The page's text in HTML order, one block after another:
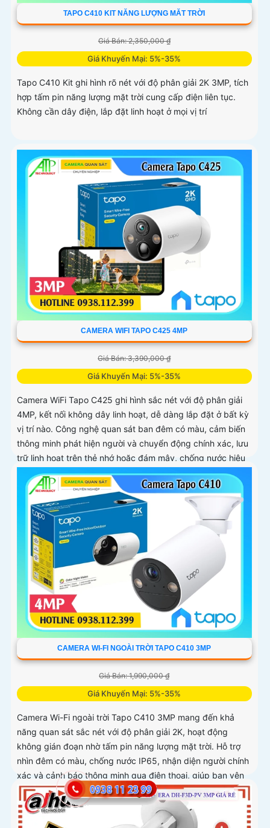
TAPO C410 KIT NĂNG LƯỢNG MĂT TRỜI
Giá Bán: 2,350,000 ₫
Giá Khuyến Mại: 5%-35%
Tapo C410 Kit ghi hình rõ nét với độ phân giải 2K 3MP, tích
hợp tấm pin năng lượng mặt trời cung cấp điện liên tục.
Không cần dây điện, lắp đặt linh hoạt ở mọi vị trí
CAMERA WIFI TAPO C425 4MP
Giá Bán: 3,390,000 ₫
Giá Khuyến Mại: 5%-35%
Camera WiFi Tapo C425 ghi hình sắc nét với độ phân giải
4MP, kết nối không dây linh hoạt, dễ dàng lắp đặt ở bất kỳ
vị trí nào. Công nghệ quan sát ban đêm có màu, cảm biến
thông minh phát hiện người và chuyển động chính xác, lưu
trữ linh hoạt trên thẻ nhớ hoặc đám mây, chống nước hiệu
CAMERA WI-FI NGOÀI TRỜI TAPO C410 3MP
Giá Bán: 1,990,000 ₫
Giá Khuyến Mại: 5%-35%
Camera Wi-Fi ngoài trời Tapo C410 3MP mang đến khả
năng quan sát sắc nét với độ phân giải 2K, hoạt động
không gián đoạn nhờ tấm pin năng lượng mặt trời. Hỗ trợ
nhìn đêm có màu, chống nước IP65, nhận diện người chính
xác và cảnh báo thông minh qua điện thoại, giúp bạn yên
tâm giám sát mọi lúc